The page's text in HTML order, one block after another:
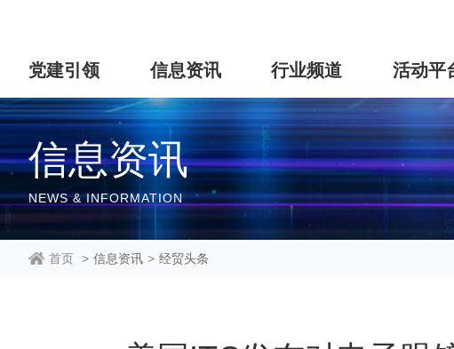
党建引领 信息资讯 行业频道 活动平
信息资讯
NEWS & INFORMATION
首页 > 信息资讯 > 经贸头条